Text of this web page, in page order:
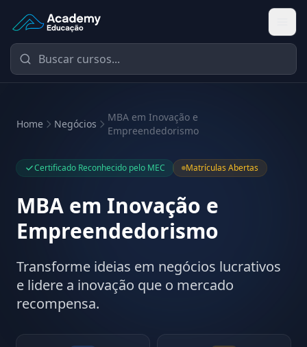
Academy Educação — Página Inicial
Home Negócios
MBA em Inovação e
Empreendedorismo
Certificado Reconhecido pelo MEC Matrículas Abertas
MBA em Inovação e
Empreendedorismo
Transforme ideias em negócios lucrativos
e lidere a inovação que o mercado
recompensa.